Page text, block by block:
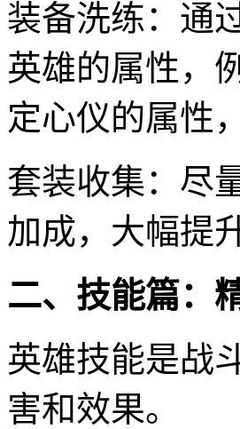
装备洗练：通
英雄的属性，
定心仪的属性
套装收集：尽
加成，大幅提
二、技能篇：
英雄技能是战
害和效果。